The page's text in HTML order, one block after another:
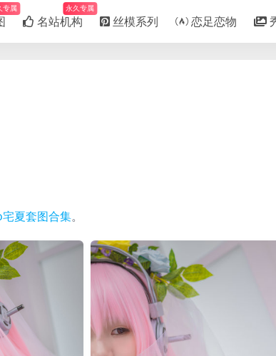
专属
名站机构
永久专属
丝模系列 恋足恋物
夏套图合集。